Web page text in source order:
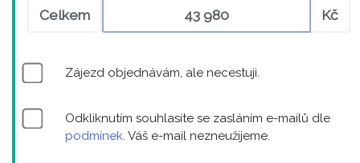
Celkem Kč
Zájezd objednávám, ale necestuji.
Odkliknutím souhlasíte se zasláním e-mailů dle
podmínek. Váš e-mail nezneužijeme.